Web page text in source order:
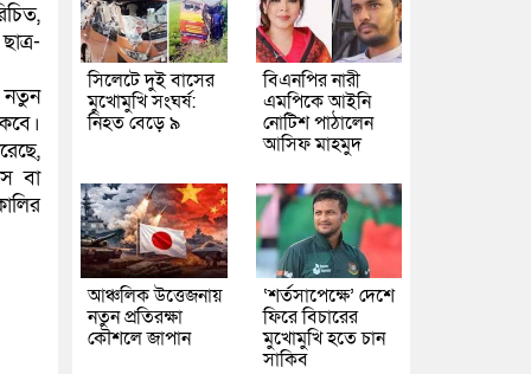
নতুন
বা
সিলেটে দুই বাসের
মুখোমুখি সংঘর্ষ:
নিহত বেড়ে ৯
বিএনপির নারী
এমপিকে আইনি
নোটিশ পাঠালেন
আসিফ মাহমুদ
আঞ্চলিক উত্তেজনায়
নতুন প্রতিরক্ষা
কৌশলে জাপান
‘শর্তসাপেক্ষে’ দেশে
ফিরে বিচারের
মুখোমুখি হতে চান
সাকিব